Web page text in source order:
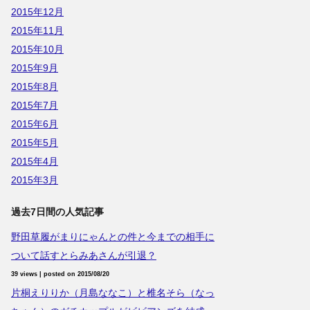
2015年12月
2015年11月
2015年10月
2015年9月
2015年8月
2015年7月
2015年6月
2015年5月
2015年4月
2015年3月
過去7日間の人気記事
野田草履がまりにゃんとの件と今までの相手に
ついて話すとらみあさんが引退？
39 views posted on 2015/08/20
片桐えりりか（月島ななこ）と椎名そら（なっ